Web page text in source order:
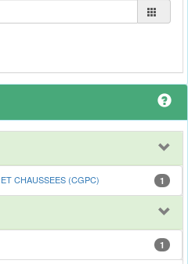
CHAUSSEES (CGPC) 1
1